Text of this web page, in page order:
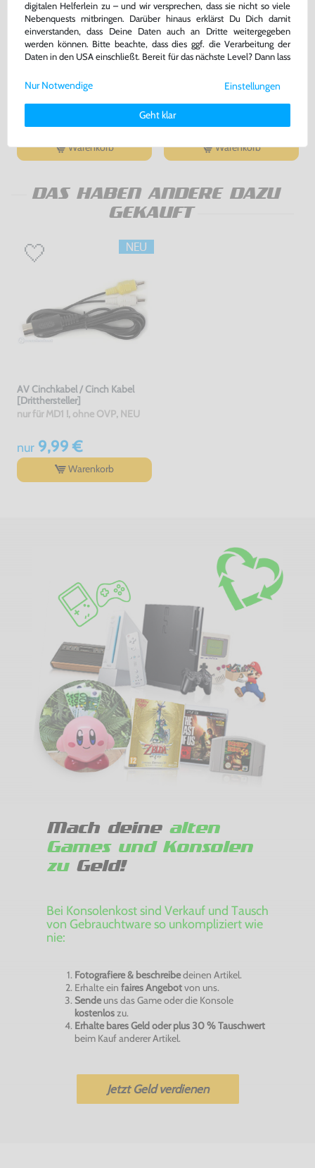
[Dritthersteller]
nur für MD1 !, ohne OVP, NEU
nur9,99 €
Warenkorb
Verlängerungskabel / Extension
Cord [Dritthersteller]
ohne OVP, NEU
-20% bisher 9,99 €
jetzt nur7,99 €
Warenkorb
DAS HABEN ANDERE DAZU
GEKAUFT
AV Cinchkabel / Cinch Kabel
[Dritthersteller]
nur für MD1 !, ohne OVP, NEU
nur9,99 €
Warenkorb
Mach deine alten
Games und Konsolen
zuGeld!
Bei Konsolenkost sind Verkauf und Tausch
von Gebrauchtware so unkompliziert wie
nie:
Fotografiere & beschreibedeinen Artikel.
Erhalte ein faires Angebotvon uns.
Sendeuns das Game oder die Konsole
kostenloszu.
Erhalte bares Geld oder plus 30 % Tauschwert
beim Kauf anderer Artikel.
Jetzt Geld verdienen
digitalen Helferlein zu – und wir versprechen, dass sie nicht so viele
Nebenquests mitbringen. Darüber hinaus erklärst Du Dich damit
einverstanden, dass Deine Daten auch an Dritte weitergegeben
werden können. Bitte beachte, dass dies ggf. die Verarbeitung der
Daten in den USA einschließt. Bereit für das nächste Level? Dann lass
Weitere Informationen zu den von uns verwendeten Cookies und
Deinen Rechten als Nutzer findest Du in unsererDaten­schutz­
Impressum.
Einstellungen
Geht klar
Nur Notwendige